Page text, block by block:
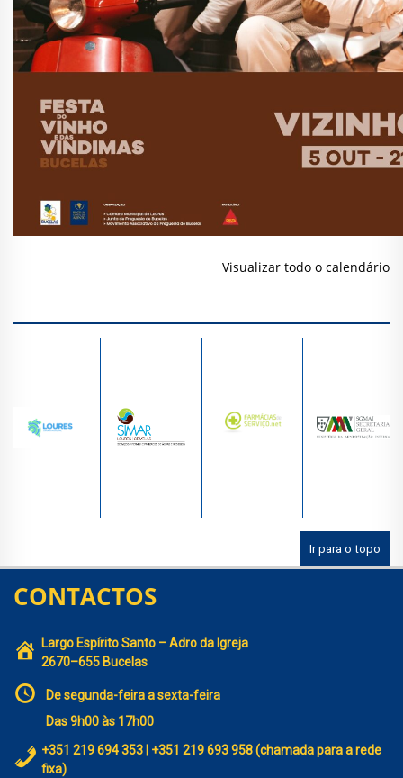
Visualizar todo o calendário
Ir para o topo
CONTACTOS
Largo Espírito Santo – Adro da Igreja
2670–655 Bucelas
De segunda-feira a sexta-feira
Das 9h00 às 17h00
+351 219 694 353 | +351 219 693 958 (chamada para a rede
fixa)